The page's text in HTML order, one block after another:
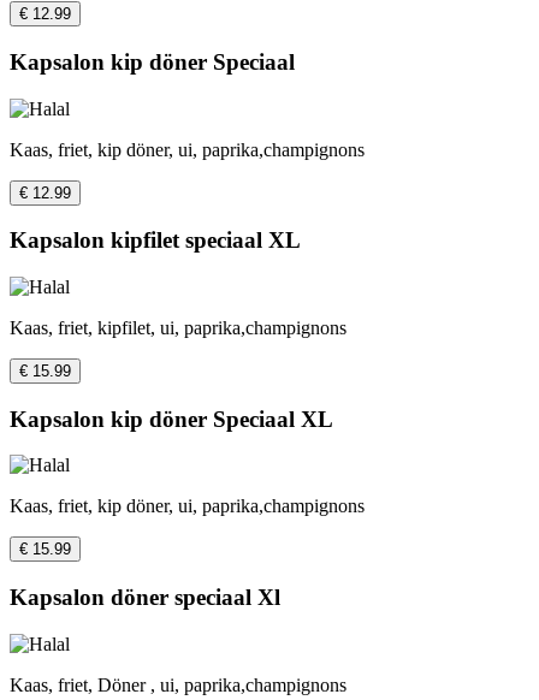
€ 12.99
Kapsalon kip döner Speciaal
Kaas, friet, kip döner, ui, paprika,champignons
€ 12.99
Kapsalon kipfilet speciaal XL
Kaas, friet, kipfilet, ui, paprika,champignons
€ 15.99
Kapsalon kip döner Speciaal XL
Kaas, friet, kip döner, ui, paprika,champignons
€ 15.99
Kapsalon döner speciaal Xl
Kaas, friet, Döner , ui, paprika,champignons